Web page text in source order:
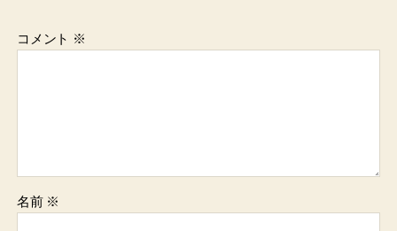
コメント ※
名前 ※